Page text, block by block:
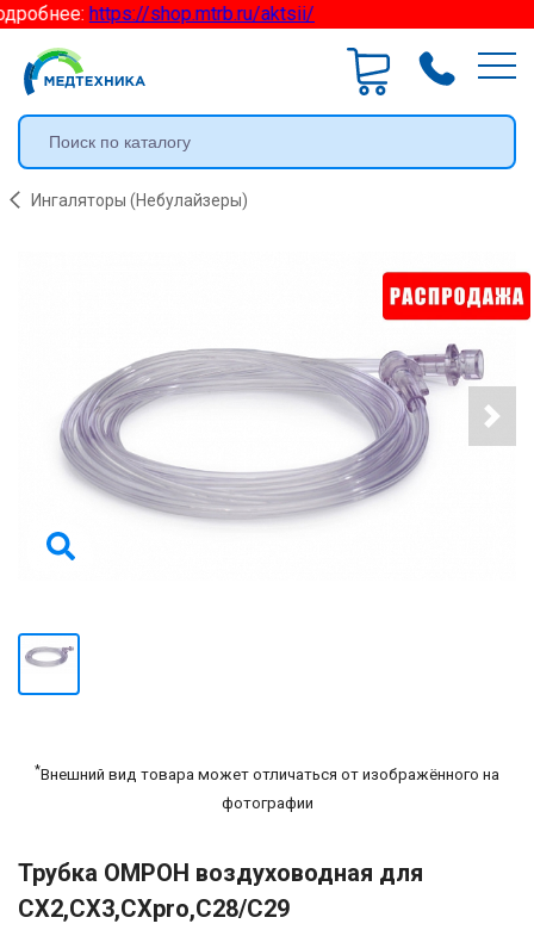
https://shop.mtrb.ru/aktsii/
Ингаляторы (Небулайзеры)
*Внешний вид товара может отличаться от изображённого на
фотографии
Трубка ОМРОН воздуховодная для
CX2,CX3,CXpro,C28/C29